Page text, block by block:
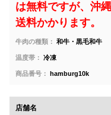
は無料ですが、沖
送料かかります。
牛肉の種類： 和牛・黒毛和牛
温度帯： 冷凍
商品番号： hamburg10k
店舗名